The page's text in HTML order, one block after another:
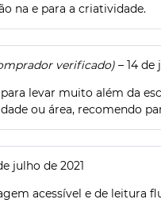
na e para a criatividade.
verificado) – 14 de
levar muito além da
ou área, recomendo
julho de 2021
acessível e de leitura